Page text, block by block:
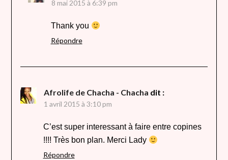
8 mai 2015 à 6:39 pm
Thank you
Répondre
Afrolife de Chacha - Chacha dit :
1 avril 2015 à 3:10 pm
C’est super interessant à faire entre copines
!!!! Très bon plan. Merci Lady
Répondre